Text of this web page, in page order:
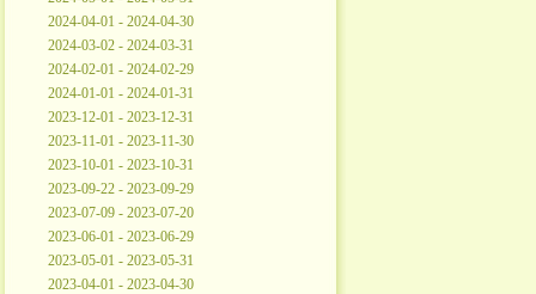
2024-04-01 - 2024-04-30
2024-03-02 - 2024-03-31
2024-02-01 - 2024-02-29
2024-01-01 - 2024-01-31
2023-12-01 - 2023-12-31
2023-11-01 - 2023-11-30
2023-10-01 - 2023-10-31
2023-09-22 - 2023-09-29
2023-07-09 - 2023-07-20
2023-06-01 - 2023-06-29
2023-05-01 - 2023-05-31
2023-04-01 - 2023-04-30